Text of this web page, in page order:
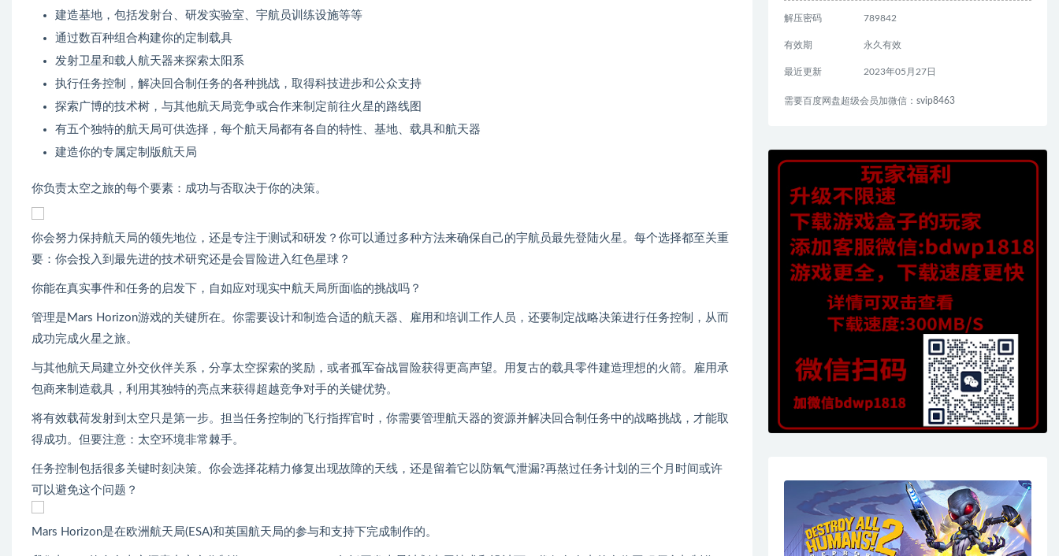
建造基地，包括发射台、研发实验室、宇航员训练设施等等
通过数百种组合构建你的定制载具
发射卫星和载人航天器来探索太阳系
执行任务控制，解决回合制任务的各种挑战，取得科技进步和公众支持
探索广博的技术树，与其他航天局竞争或合作来制定前往火星的路线图
有五个独特的航天局可供选择，每个航天局都有各自的特性、基地、载具和航天器
建造你的专属定制版航天局
你负责太空之旅的每个要素：成功与否取决于你的决策。
你会努力保持航天局的领先地位，还是专注于测试和研发？你可以通过多种方法来确保自己的宇航员最先登陆火星。每个选择都至关重
要：你会投入到最先进的技术研究还是会冒险进入红色星球？
你能在真实事件和任务的启发下，自如应对现实中航天局所面临的挑战吗？
管理是Mars Horizon游戏的关键所在。你需要设计和制造合适的航天器、雇用和培训工作人员，还要制定战略决策进行任务控制，从而
成功完成火星之旅。
与其他航天局建立外交伙伴关系，分享太空探索的奖励，或者孤军奋战冒险获得更高声望。用复古的载具零件建造理想的火箭。雇用承
包商来制造载具，利用其独特的亮点来获得超越竞争对手的关键优势。
将有效载荷发射到太空只是第一步。担当任务控制的飞行指挥官时，你需要管理航天器的资源并解决回合制任务中的战略挑战，才能取
得成功。但要注意：太空环境非常棘手。
任务控制包括很多关键时刻决策。你会选择花精力修复出现故障的天线，还是留着它以防氧气泄漏?再熬过任务计划的三个月时间或许
可以避免这个问题？
Mars Horizon是在欧洲航天局(ESA)和英国航天局的参与和支持下完成制作的。
解压密码 789842
有效期 永久有效
最近更新 2023年05月27日
需要百度网盘超级会员加微信：svip8463